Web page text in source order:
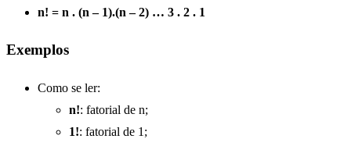
n! = n . (n – 1).(n – 2) … 3 . 2 . 1
Exemplos
Como se ler:
n!: fatorial de n;
1!: fatorial de 1;